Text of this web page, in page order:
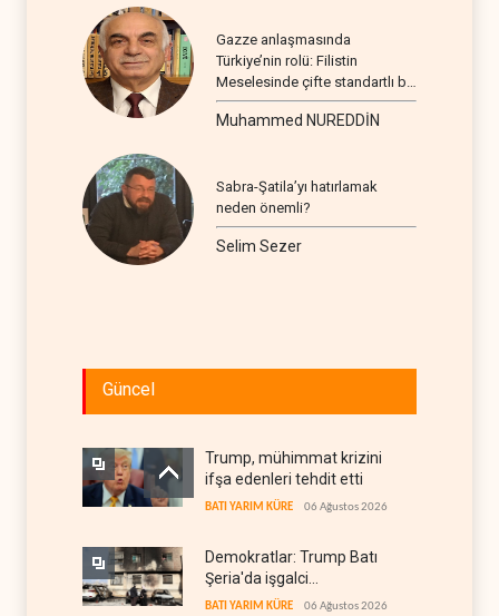
Gazze anlaşmasında
Türkiye’nin rolü: Filistin
Meselesinde çifte standartlı bir
seyir
Muhammed NUREDDİN
Sabra-Şatila’yı hatırlamak
neden önemli?
Selim Sezer
Güncel
Trump, mühimmat krizini
ifşa edenleri tehdit etti
BATI YARIM KÜRE 06 Ağustos 2026
Demokratlar: Trump Batı
Şeria'da işgalci
yerleşimcilere cezasızlık
BATI YARIM KÜRE 06 Ağustos 2026